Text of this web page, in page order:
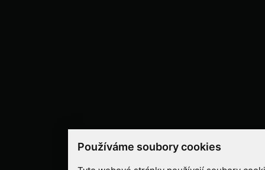
Používáme soubory cookies